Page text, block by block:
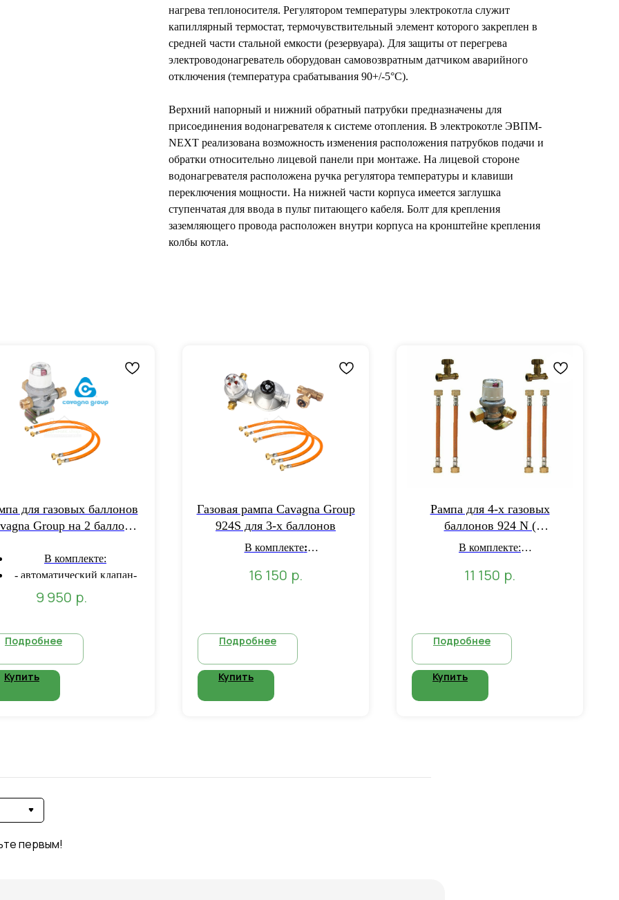
нагрева теплоносителя. Регулятором температуры элeктрoкoтла служит
капиллярный термостат, термочувствительный элемент которого закреплен в
средней части стальной емкости (резервуара). Для защиты от перегрева
электроводонагреватель оборудован самовозвратным датчиком аварийного
отключения (температура срабатывания 90+/-5°С).
Верхний напорный и нижний обратный патрубки предназначены для
присоединения водонагревателя к системе отопления. В электрокотле ЭВПМ-
NEXT реализована возможность изменения расположения патрубков подачи и
обратки относительно лицевой панели при монтаже. На лицевой стороне
водонагревателя расположена ручка регулятора температуры и клавиши
переключения мощности. На нижней части корпуса имеется заглушка
ступенчатая для ввода в пульт питающего кабеля. Болт для крепления
заземляющего провода расположен внутри корпуса на кронштейне крепления
колбы котла.
для газовых баллонов
Group на 2 баллона
В комплекте:
- автоматический клапан-
редуктор: 1 шт
- газовый шланг 50 см: 2
9 950 р.
Подробнее
Купить
Газовая рампа Cavagna Group
924S для 3-х баллонов
В комплекте:
- 1 шт
16 150 р.
Подробнее
Купить
Рампа для 4-х газовых
баллонов 924 N (
газобаллонная установка )
В комплекте:
редуктор: 1 шт
11 150 р.
Подробнее
Купить
первым!